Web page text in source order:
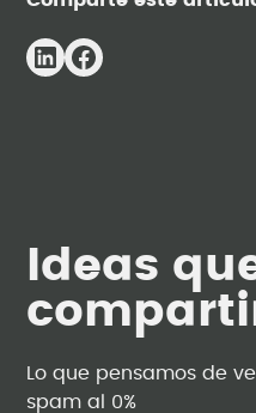
Ideas
Lo que pensamos de
spam al 0%